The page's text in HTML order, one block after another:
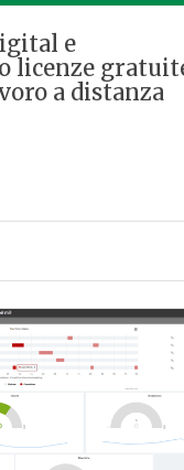
e
licenze
a distanza